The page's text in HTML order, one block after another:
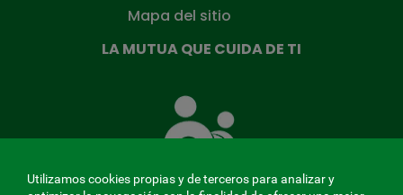
Mapa del sitio
LA MUTUA QUE CUIDA DE TI
Mutua
que
ti
Utilizamos cookies propias y de terceros para analizar y